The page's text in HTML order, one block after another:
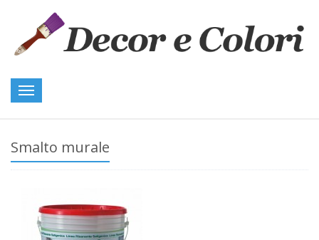
Toggle
navigation
Smalto murale